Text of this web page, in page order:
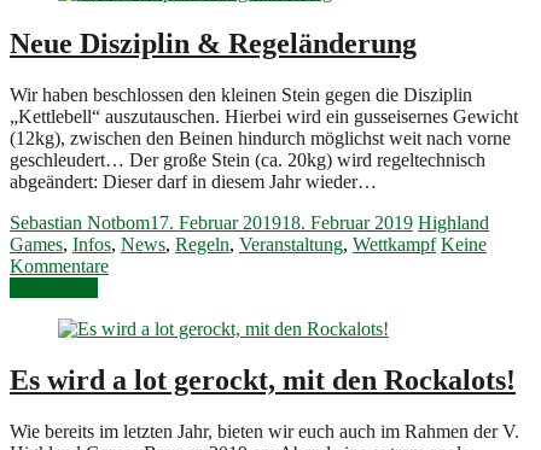
Neue Disziplin & Regeländerung
Wir haben beschlossen den kleinen Stein gegen die Disziplin
„Kettlebell“ auszutauschen. Hierbei wird ein gusseisernes Gewicht
(12kg), zwischen den Beinen hindurch möglichst weit nach vorne
geschleudert… Der große Stein (ca. 20kg) wird regeltechnisch
abgeändert: Dieser darf in diesem Jahr wieder…
Sebastian Notbom17. Februar 201918. Februar 2019 Highland
Games, Infos, News, Regeln, Veranstaltung, Wettkampf Keine
Kommentare
Es wird a lot gerockt, mit den Rockalots!
Wie bereits im letzten Jahr, bieten wir euch auch im Rahmen der V.